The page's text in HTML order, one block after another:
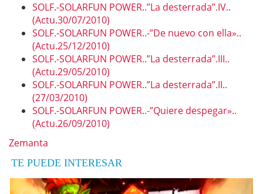
SOLF.-SOLARFUN POWER..”La desterrada”.IV..
(Actu.30/07/2010)
SOLF.-SOLARFUN POWER..-”De nuevo con ella»..
(Actu.25/12/2010)
SOLF.-SOLARFUN POWER..”La desterrada”.III..
(Actu.29/05/2010)
SOLF.-SOLARFUN POWER..”La desterrada”.II..
(27/03/2010)
SOLF.-SOLARFUN POWER..-”Quiere despegar»..
(Actu.26/09/2010)
Zemanta
TE PUEDE INTERESAR